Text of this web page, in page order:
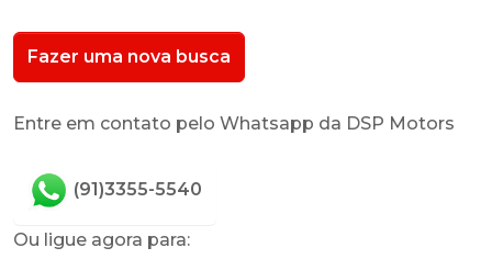
Fazer uma nova busca
Entre em contato pelo Whatsapp da DSP Motors
(91)3355-5540
Ou ligue agora para: